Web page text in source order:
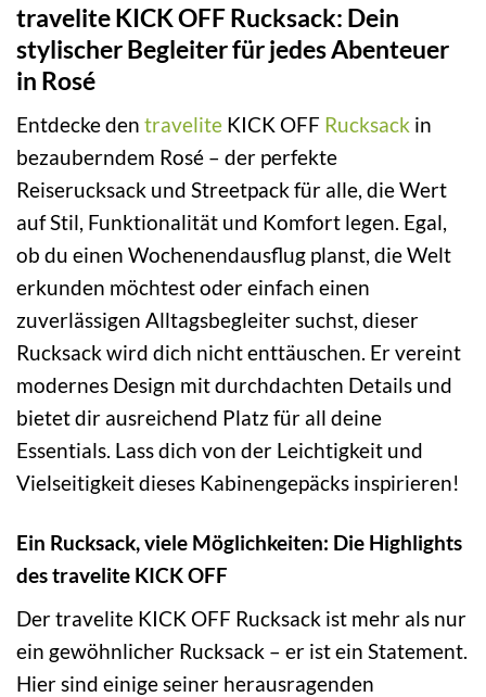
travelite KICK OFF Rucksack: Dein
stylischer Begleiter für jedes Abenteuer
in Rosé
Entdecke den travelite KICK OFF Rucksack in
bezauberndem Rosé – der perfekte
Reiserucksack und Streetpack für alle, die Wert
auf Stil, Funktionalität und Komfort legen. Egal,
ob du einen Wochenendausflug planst, die Welt
erkunden möchtest oder einfach einen
zuverlässigen Alltagsbegleiter suchst, dieser
Rucksack wird dich nicht enttäuschen. Er vereint
modernes Design mit durchdachten Details und
bietet dir ausreichend Platz für all deine
Essentials. Lass dich von der Leichtigkeit und
Vielseitigkeit dieses Kabinengepäcks inspirieren!
Ein Rucksack, viele Möglichkeiten: Die Highlights
des travelite KICK OFF
Der travelite KICK OFF Rucksack ist mehr als nur
ein gewöhnlicher Rucksack – er ist ein Statement.
Hier sind einige seiner herausragenden